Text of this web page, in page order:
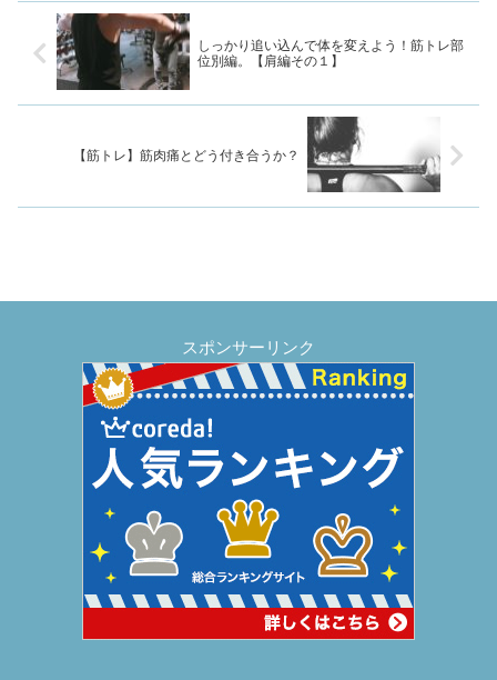
しっかり追い込んで体を変えよう！筋トレ部
位別編。【肩編その１】
【筋トレ】筋肉痛とどう付き合うか？
スポンサーリンク